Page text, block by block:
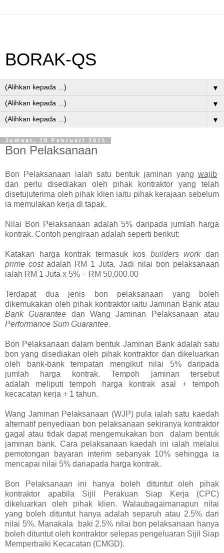
BORAK-QS
▼
▼
▼
Jumaat, 18 Februari 2011
Bon Pelaksanaan
Bon Pelaksanaan ialah satu bentuk jaminan yang wajib
dan perlu disediakan oleh pihak kontraktor yang telah
disetujuterima oleh pihak klien iaitu pihak kerajaan sebelum
ia memulakan kerja di tapak.
Nilai Bon Pelaksanaan adalah 5% daripada jumlah harga
kontrak. Contoh pengiraan adalah seperti berikut:
Katakan harga kontrak termasuk kos builders workdan
prime cost adalah RM 1 Juta. Jadi nilai bon pelaksanaan
ialah RM 1 Juta x 5% = RM 50,000.00
Terdapat dua jenis bon pelaksanaan yang boleh
dikemukakan oleh pihak kontraktor iaitu Jaminan Bank atau
Bank Guarantee dan Wang Jaminan Pelaksanaan atau
Performance Sum Guarantee.
Bon Pelaksanaan dalam bentuk Jaminan Bank adalah satu
bon yang disediakan oleh pihak kontraktor dan dikeluarkan
oleh bank-bank tempatan mengikut nilai 5% daripada
jumlah harga kontrak. Tempoh jaminan tersebut
adalah meliputi tempoh harga kontrak asal + tempoh
kecacatan kerja + 1 tahun.
Wang Jaminan Pelaksanaan (WJP) pula ialah satu kaedah
alternatif penyediaan bon pelaksanaan sekiranya kontraktor
gagal atau tidak dapat mengemukakan bon dalam bentuk
jaminan bank. Cara pelaksanaan kaedah ini ialah melalui
pemotongan bayaran interim sebanyak 10% sehingga ia
mencapai nilai 5% dariapada harga kontrak.
Bon Pelaksanaan ini hanya boleh dituntut oleh pihak
kontraktor apabila Sijil Perakuan Siap Kerja (CPC)
dikeluarkan oleh pihak klien. Walaubagaimanapun nilai
yang boleh dituntut hanya adalah separuh atau 2.5% dari
nilai 5%. Manakala baki 2.5% nilai bon pelaksanaan hanya
boleh dituntut oleh kontraktor selepas pengeluaran Sijil Siap
Memperbaiki Kecacatan (CMGD).